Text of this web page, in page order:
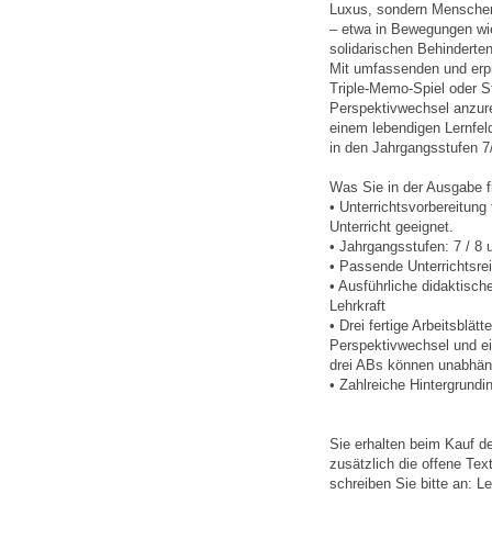
Luxus, sondern
– etwa in Bewegungen
solidarischen
Mit umfassenden und
Triple-Memo-Spiel oder
Perspektivwechsel
einem lebendigen
in den Jahrgangsstufen
Was Sie in der Ausgabe
•
Unterricht geeignet.
• Jahrgangsstufen: 7 / 8
• Passende
• Ausführliche
Lehrkraft
• Drei fertige
Perspektivwechsel und
drei ABs können
• Zahlreiche
Sie erhalten beim Kauf
zusätzlich die offene
schreiben Sie bitte an: